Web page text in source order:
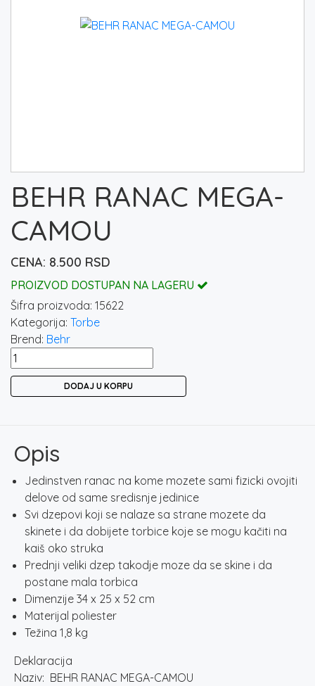
BEHR RANAC MEGA-
CAMOU
8.500 RSD
PROIZVOD DOSTUPAN NA LAGERU
Šifra proizvoda: 15622
Kategorija: Torbe
Brend: Behr
BEHR
RANAC
DODAJ U KORPU
Opis
Jedinstven ranac na kome mozete sami fizicki ovojiti
delove od same sredisnje jedinice
Svi dzepovi koji se nalaze sa strane mozete da
skinete i da dobijete torbice koje se mogu kačiti na
kaiš oko struka
Prednji veliki dzep takodje moze da se skine i da
postane mala torbica
Dimenzije 34 x 25 x 52 cm
Materijal poliester
Težina 1,8 kg
Deklaracija
Naziv: BEHR RANAC MEGA-CAMOU